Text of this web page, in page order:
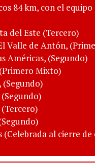
84 km, con el
del Este (Tercero)
Valle de Antón,
Américas, (Segundo)
Mixto)
(Segundo)
(Celebrada al cierre de